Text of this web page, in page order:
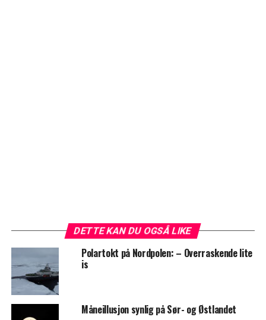
DETTE KAN DU OGSÅ LIKE
Polartokt på Nordpolen: – Overraskende lite
is
Måneillusjon synlig på Sør- og Østlandet